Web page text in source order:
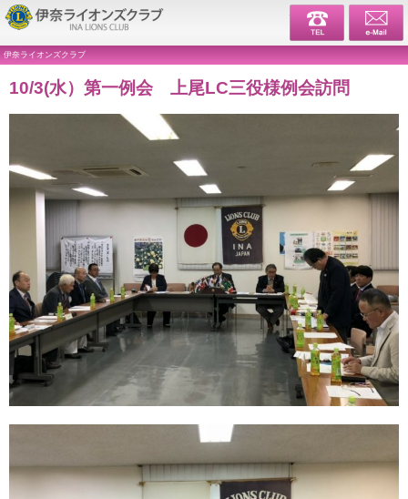
伊奈ライ
伊奈ライオンズクラブ
10/3(水）第一例会 上尾LC三役様例会訪問